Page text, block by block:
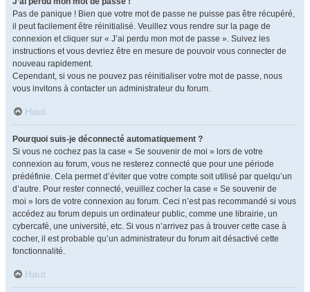
Pas de panique ! Bien que votre mot de passe ne puisse pas être récupéré,
il peut facilement être réinitialisé. Veuillez vous rendre sur la page de
connexion et cliquer sur « J’ai perdu mon mot de passe ». Suivez les
instructions et vous devriez être en mesure de pouvoir vous connecter de
nouveau rapidement.
Cependant, si vous ne pouvez pas réinitialiser votre mot de passe, nous
vous invitons à contacter un administrateur du forum.
Haut
Pourquoi suis-je déconnecté automatiquement ?
Si vous ne cochez pas la case « Se souvenir de moi » lors de votre
connexion au forum, vous ne resterez connecté que pour une période
prédéfinie. Cela permet d’éviter que votre compte soit utilisé par quelqu’un
d’autre. Pour rester connecté, veuillez cocher la case « Se souvenir de
moi » lors de votre connexion au forum. Ceci n’est pas recommandé si vous
accédez au forum depuis un ordinateur public, comme une librairie, un
cybercafé, une université, etc. Si vous n’arrivez pas à trouver cette case à
cocher, il est probable qu’un administrateur du forum ait désactivé cette
fonctionnalité.
Haut